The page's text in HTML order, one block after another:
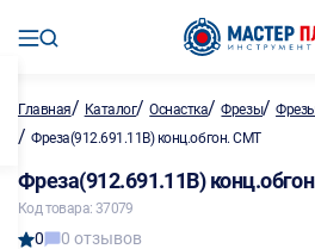
Главная/ Каталог/Оснастка/Фрезы/
/ Фреза(912.691.11B) конц.обгон. CMT
Фреза(912.691.11B)
Код товара: 37079
0 0 отзывов